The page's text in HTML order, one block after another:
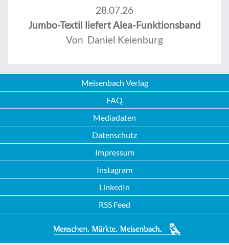
28.07.26
Jumbo-Textil liefert Alea-Funktionsband
Von Daniel Keienburg
Meisenbach Verlag
FAQ
Mediadaten
Datenschutz
Impressum
Instagram
LinkedIn
RSS Feed